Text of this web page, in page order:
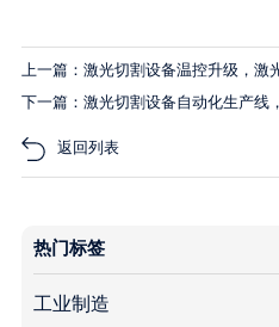
上一篇：激光切割设备温控升级，激
下一篇：激光切割设备自动化生产线
返回列表
热门标签
工业制造